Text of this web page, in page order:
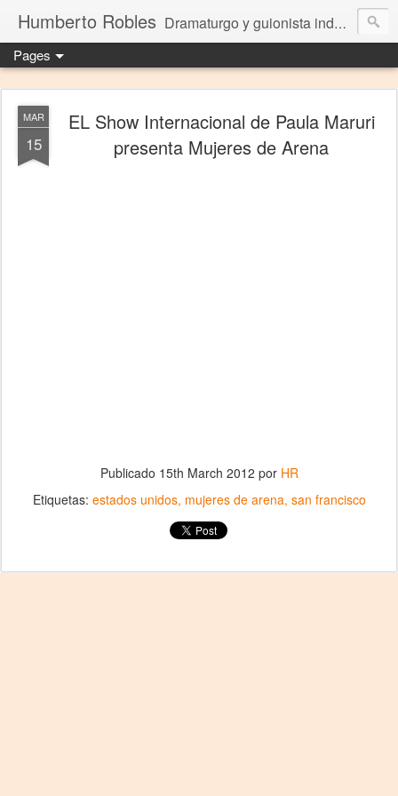
Humberto Robles Dramaturgo y guionista independiente
Pages
MAR
15
EL Show Internacional de Paula Maruri
presenta Mujeres de Arena
Publicado 15th March 2012 por HR
Etiquetas: estados unidos mujeres de arena san francisco